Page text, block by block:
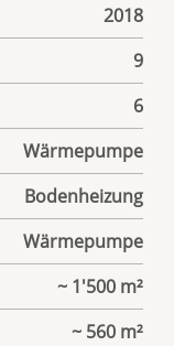
2018
9
6
Wärmepumpe
Bodenheizung
Wärmepumpe
~ 1'500 m²
~ 560 m²